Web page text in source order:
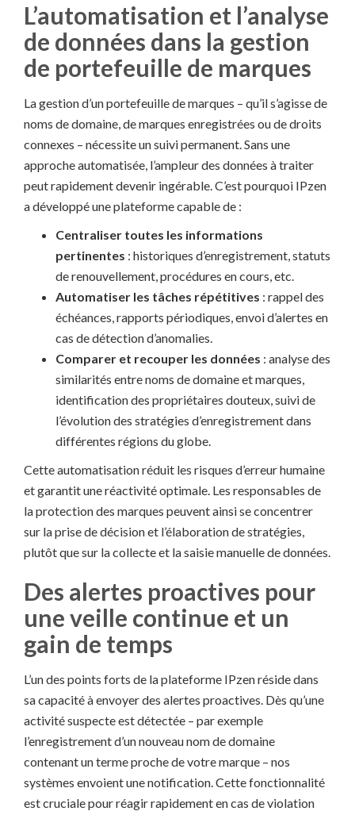
L’automatisation et l’analyse
de données dans la gestion
de portefeuille de marques
La gestion d’un portefeuille de marques – qu’il s’agisse de
noms de domaine, de marques enregistrées ou de droits
connexes – nécessite un suivi permanent. Sans une
approche automatisée, l’ampleur des données à traiter
peut rapidement devenir ingérable. C’est pourquoi IPzen
a développé une plateforme capable de :
Centraliser toutes les informations
pertinentes : historiques d’enregistrement, statuts
de renouvellement, procédures en cours, etc.
Automatiser les tâches répétitives : rappel des
échéances, rapports périodiques, envoi d’alertes en
cas de détection d’anomalies.
Comparer et recouper les données : analyse des
similarités entre noms de domaine et marques,
identification des propriétaires douteux, suivi de
l’évolution des stratégies d’enregistrement dans
différentes régions du globe.
Cette automatisation réduit les risques d’erreur humaine
et garantit une réactivité optimale. Les responsables de
la protection des marques peuvent ainsi se concentrer
sur la prise de décision et l’élaboration de stratégies,
plutôt que sur la collecte et la saisie manuelle de données.
Des alertes proactives pour
une veille continue et un
gain de temps
L’un des points forts de la plateforme IPzen réside dans
sa capacité à envoyer des alertes proactives. Dès qu’une
activité suspecte est détectée – par exemple
l’enregistrement d’un nouveau nom de domaine
contenant un terme proche de votre marque – nos
systèmes envoient une notification. Cette fonctionnalité
est cruciale pour réagir rapidement en cas de violation